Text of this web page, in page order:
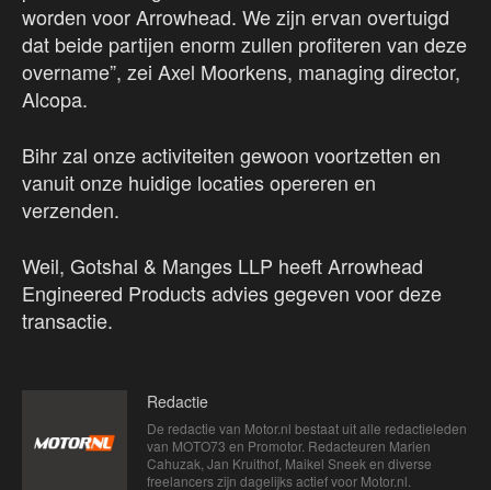
worden voor Arrowhead. We zijn ervan overtuigd
dat beide partijen enorm zullen profiteren van deze
overname”, zei Axel Moorkens, managing director,
Alcopa.
Bihr zal onze activiteiten gewoon voortzetten en
vanuit onze huidige locaties opereren en
verzenden.
Weil, Gotshal & Manges LLP heeft Arrowhead
Engineered Products advies gegeven voor deze
transactie.
Redactie
De redactie van Motor.nl bestaat uit alle redactieleden
van MOTO73 en Promotor. Redacteuren Marien
Cahuzak, Jan Kruithof, Maikel Sneek en diverse
freelancers zijn dagelijks actief voor Motor.nl.